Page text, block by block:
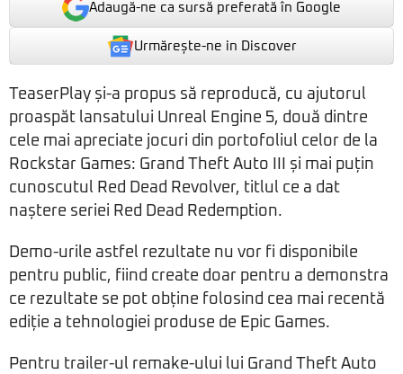
Adaugă-ne ca sursă preferată în Google
Urmărește-ne in Discover
TeaserPlay și-a propus să reproducă, cu ajutorul
proaspăt lansatului Unreal Engine 5, două dintre
cele mai apreciate jocuri din portofoliul celor de la
Rockstar Games: Grand Theft Auto III și mai puțin
cunoscutul Red Dead Revolver, titlul ce a dat
naștere seriei Red Dead Redemption.
Demo-urile astfel rezultate nu vor fi disponibile
pentru public, fiind create doar pentru a demonstra
ce rezultate se pot obține folosind cea mai recentă
ediție a tehnologiei produse de Epic Games.
Pentru trailer-ul remake-ului lui Grand Theft Auto